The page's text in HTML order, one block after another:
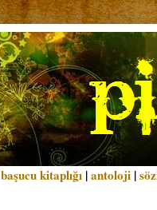
başucu kitaplığı |antoloji |